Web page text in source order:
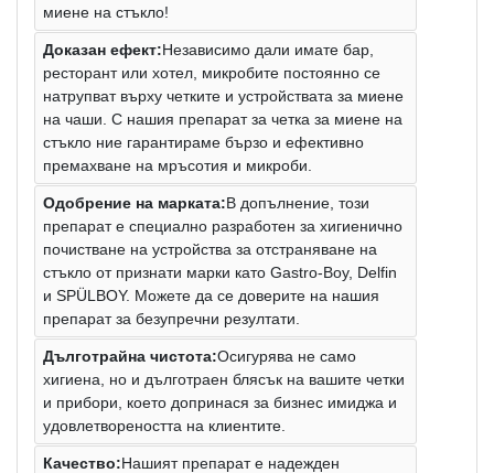
миене на стъкло!
Доказан ефект:Независимо дали имате бар,
ресторант или хотел, микробите постоянно се
натрупват върху четките и устройствата за миене
на чаши. С нашия препарат за четка за миене на
стъкло ние гарантираме бързо и ефективно
премахване на мръсотия и микроби.
Одобрение на марката:В допълнение, този
препарат е специално разработен за хигиенично
почистване на устройства за отстраняване на
стъкло от признати марки като Gastro-Boy, Delfin
и SPÜLBOY. Можете да се доверите на нашия
препарат за безупречни резултати.
Дълготрайна чистота:Осигурява не само
хигиена, но и дълготраен блясък на вашите четки
и прибори, което допринася за бизнес имиджа и
удовлетвореността на клиентите.
Качество:Нашият препарат е надежден